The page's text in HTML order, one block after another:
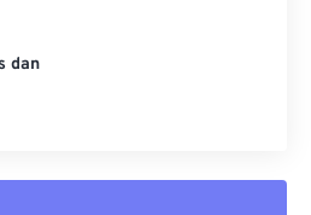
dan